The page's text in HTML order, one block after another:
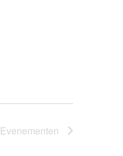
Evenementen